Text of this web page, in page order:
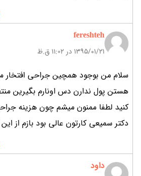
fereshteh
۱۳۹۵/۰۱/۲۱ در 11:02 ق.ظ
سلام من بوجود همچین جراحی افتخار
هستن پول ندارن دس اونارم بگیرین
کنید لطفا ممنون میشم چون هزینه
دکتر سمیعی کارتون عالی بود بازم از این
داود